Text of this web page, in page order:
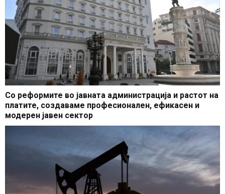
Со реформите во јавната администрација и растот на
платите, создаваме професионален, ефикасен и
модерен јавен сектор